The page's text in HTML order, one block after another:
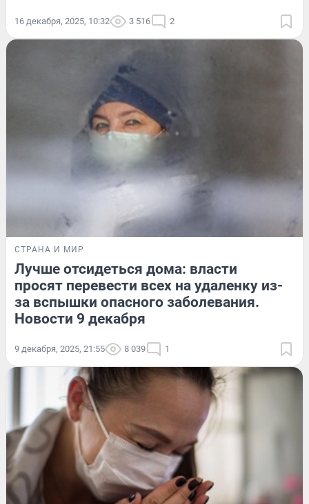
16 декабря, 2025, 10:32 3 516 2
СТРАНА И МИР
Лучше отсидеться дома: власти
просят перевести всех на удаленку из-
за вспышки опасного заболевания.
Новости 9 декабря
9 декабря, 2025, 21:55 8 039 1